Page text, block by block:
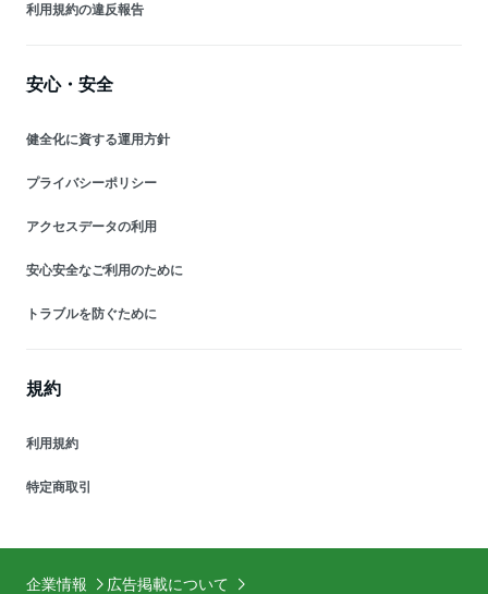
利用規約の違反報告
安心・安全
健全化に資する運用方針
プライバシーポリシー
アクセスデータの利用
安心安全なご利用のために
トラブルを防ぐために
規約
利用規約
特定商取引
企業情報 広告掲載について